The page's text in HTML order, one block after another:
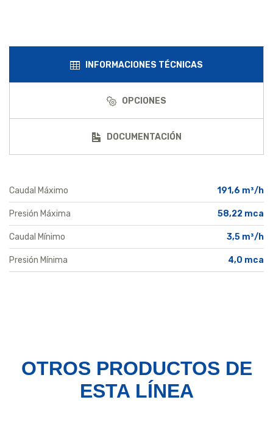
INFORMACIONES TÉCNICAS
OPCIONES
DOCUMENTACIÓN
Caudal Máximo 191,6 m³/h
Presión Máxima 58,22 mca
Caudal Mínimo 3,5 m³/h
Presión Mínima 4,0 mca
OTROS PRODUCTOS DE
ESTA LÍNEA